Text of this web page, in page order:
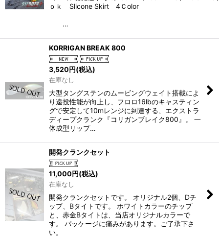
ｏｋ Slicone Skirt 4Ｃolor
…
KORRIGAN BREAK 800
3,520円(税込)
在庫なし
大型タングステンのムービングウェイト搭載によ
り遠投性能が向上し、フロロ16lbのキャスティン
グで安定して10mレンジに到達する、エクストラ
ディープクランク『コリガンブレイク800』。 一
体成型リップ…
開発クランクセット
11,000円(税込)
在庫なし
開発クランクセットです。 オリジナル2個、Dチ
ップ、Bタイトです。 ホワイトカラーのチップ
と、赤金Bタイトは、当店オリジナルカラーで
す。 パッケージに痛みがあります。ご了承下さ
い。